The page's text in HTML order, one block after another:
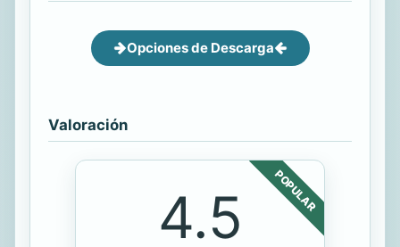
Opciones de Descarga
Valoración
POPULAR
4.5